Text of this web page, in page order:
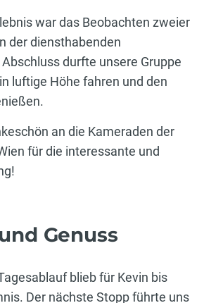
war das Beobachten zweier
der diensthabenden
durfte unsere Gruppe
luftige Höhe fahren und den
an die Kameraden der
für die interessante und
Genuss
blieb für Kevin bis
Der nächste Stopp führte uns